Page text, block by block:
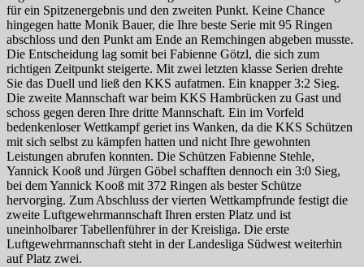
für ein Spitzenergebnis und den zweiten Punkt. Keine Chance
hingegen hatte Monik Bauer, die Ihre beste Serie mit 95 Ringen
abschloss und den Punkt am Ende an Remchingen abgeben musste.
Die Entscheidung lag somit bei Fabienne Götzl, die sich zum
richtigen Zeitpunkt steigerte. Mit zwei letzten klasse Serien drehte
Sie das Duell und ließ den KKS aufatmen. Ein knapper 3:2 Sieg.
Die zweite Mannschaft war beim KKS Hambrücken zu Gast und
schoss gegen deren Ihre dritte Mannschaft. Ein im Vorfeld
bedenkenloser Wettkampf geriet ins Wanken, da die KKS Schützen
mit sich selbst zu kämpfen hatten und nicht Ihre gewohnten
Leistungen abrufen konnten. Die Schützen Fabienne Stehle,
Yannick Kooß und Jürgen Göbel schafften dennoch ein 3:0 Sieg,
bei dem Yannick Kooß mit 372 Ringen als bester Schütze
hervorging. Zum Abschluss der vierten Wettkampfrunde festigt die
zweite Luftgewehrmannschaft Ihren ersten Platz und ist
uneinholbarer Tabellenführer in der Kreisliga. Die erste
Luftgewehrmannschaft steht in der Landesliga Südwest weiterhin
auf Platz zwei.